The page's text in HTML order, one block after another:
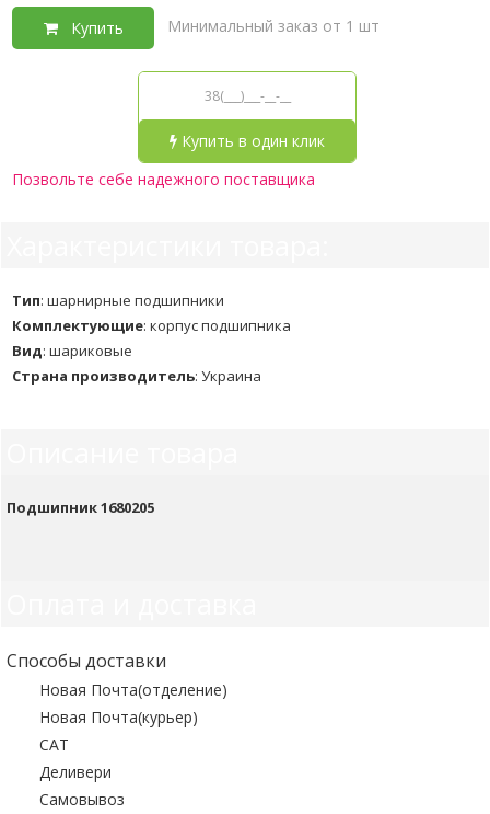
Купить Минимальный заказ от 1 шт
Купить в один клик
Позвольте себе надежного поставщика
Тип: шарнирные подшипники
Комплектующие: корпус подшипника
Вид: шариковые
Страна производитель: Украина
Подшипник 1680205
Способы доставки
Новая Почта(отделение)
Новая Почта(курьер)
САТ
Деливери
Самовывоз